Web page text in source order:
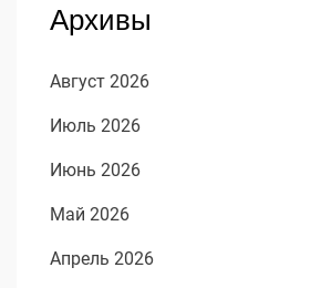
Архивы
Август 2026
Июль 2026
Июнь 2026
Май 2026
Апрель 2026